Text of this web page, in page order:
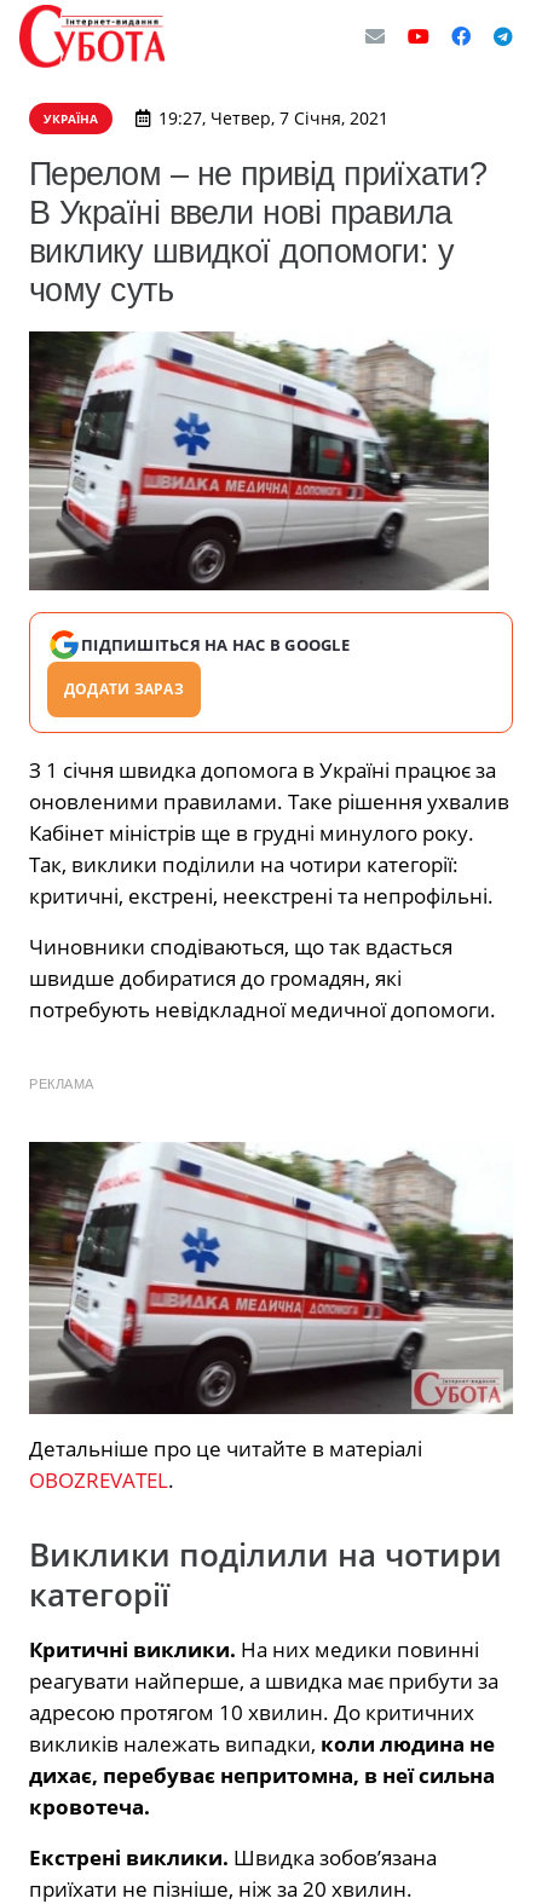
УКРАЇНА 19:27, Четвер, 7 Січня, 2021
Перелом – не привід приїхати?
В Україні ввели нові правила
виклику швидкої допомоги: у
чому суть
ПІДПИШІТЬСЯ НА НАС В GOOGLE
ДОДАТИ ЗАРАЗ
З 1 січня швидка допомога в Україні працює за
оновленими правилами. Таке рішення ухвалив
Кабінет міністрів ще в грудні минулого року.
Так, виклики поділили на чотири категорії:
критичні, екстрені, неекстрені та непрофільні.
Чиновники сподіваються, що так вдасться
швидше добиратися до громадян, які
потребують невідкладної медичної допомоги.
РЕКЛАМА
Детальніше про це читайте в матеріалі
OBOZREVATEL.
Виклики поділили на чотири
категорії
Критичні виклики. На них медики повинні
реагувати найперше, а швидка має прибути за
адресою протягом 10 хвилин. До критичних
викликів належать випадки, коли людина не
дихає, перебуває непритомна, в неї сильна
кровотеча.
Екстрені виклики. Швидка зобов’язана
приїхати не пізніше, ніж за 20 хвилин.